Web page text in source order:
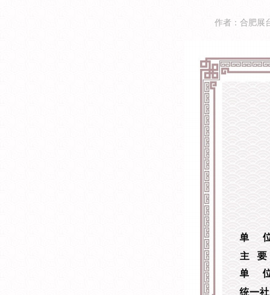
作者：合肥